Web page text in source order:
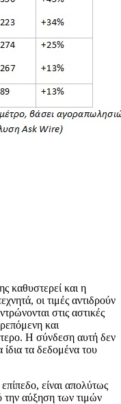
καθυστερεί και η
οι τιμές αντιδρούν
στις αστικές
και
Η σύνδεση αυτή δεν
τα δεδομένα του
είναι απολύτως
την αύξηση των τιμών